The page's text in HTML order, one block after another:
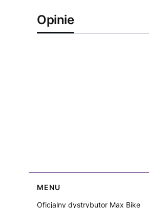
Opinie
Linki w stopce
MENU
Oficjalny dystrybutor Max Bike